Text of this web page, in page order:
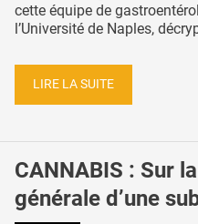
cette équipe de
l’Université de Naples,
LIRE LA SUITE
CANNABIS : Sur
générale d’une